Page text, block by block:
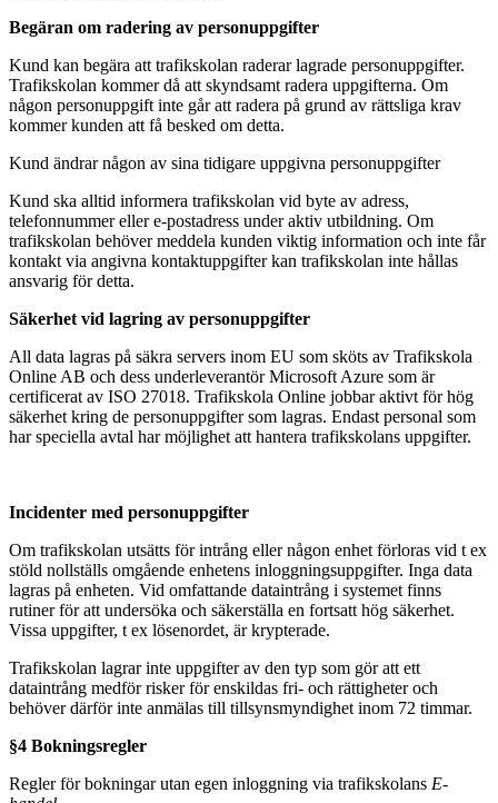
Begäran om radering av personuppgifter
Kund kan begära att trafikskolan raderar lagrade personuppgifter.
Trafikskolan kommer då att skyndsamt radera uppgifterna. Om
någon personuppgift inte går att radera på grund av rättsliga krav
kommer kunden att få besked om detta.
Kund ändrar någon av sina tidigare uppgivna personuppgifter
Kund ska alltid informera trafikskolan vid byte av adress,
telefonnummer eller e-postadress under aktiv utbildning. Om
trafikskolan behöver meddela kunden viktig information och inte får
kontakt via angivna kontaktuppgifter kan trafikskolan inte hållas
ansvarig för detta.
Säkerhet vid lagring av personuppgifter
All data lagras på säkra servers inom EU som sköts av Trafikskola
Online AB och dess underleverantör Microsoft Azure som är
certificerat av ISO 27018. Trafikskola Online jobbar aktivt för hög
säkerhet kring de personuppgifter som lagras. Endast personal som
har speciella avtal har möjlighet att hantera trafikskolans uppgifter.
Incidenter med personuppgifter
Om trafikskolan utsätts för intrång eller någon enhet förloras vid t ex
stöld nollställs omgående enhetens inloggningsuppgifter. Inga data
lagras på enheten. Vid omfattande dataintrång i systemet finns
rutiner för att undersöka och säkerställa en fortsatt hög säkerhet.
Vissa uppgifter, t ex lösenordet, är krypterade.
Trafikskolan lagrar inte uppgifter av den typ som gör att ett
dataintrång medför risker för enskildas fri- och rättigheter och
behöver därför inte anmälas till tillsynsmyndighet inom 72 timmar.
§4 Bokningsregler
Regler för bokningar utan egen inloggning via trafikskolans E-